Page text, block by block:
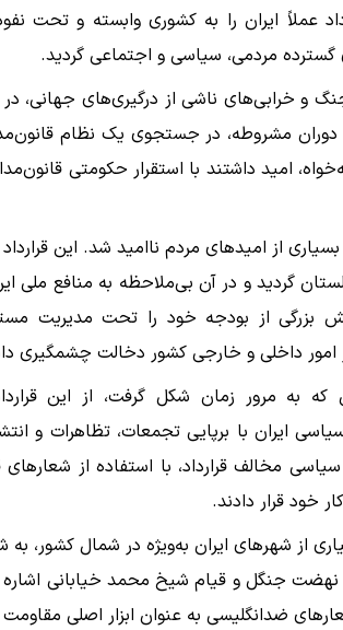
عملاً ایران را به کشوری وابسته و تحت
مردمی، سیاسی و اجتماعی گردید.
و خرابی‌های ناشی از درگیری‌های جهانی،
مشروطه، در جستجوی یک نظام
امید داشتند با استقرار حکومتی
انعقاد قرارداد ۱۹۱۹، بسیاری از امیدهای مردم ناامید
گردید و در آن بی‌ملاحظه به منافع ملی
بزرگی از بودجه خود را تحت مدیریت
امور داخلی و خارجی کشور دخالت چشمگیری
که به مرور زمان شکل گرفت، از این
ایران با برپایی تجمعات، تظاهرات و
مخالف قرارداد، با استفاده از شعارهای
خود قرار دادند.
از شهرهای ایران به‌ویژه در شمال کشور،
نهضت جنگل و قیام شیخ محمد خیابانی
ضدانگلیسی به عنوان ابزار اصلی